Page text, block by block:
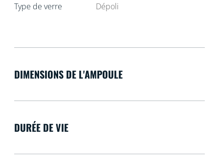
Type de verre Dépoli
DIMENSIONS DE L'AMPOULE
DURÉE DE VIE